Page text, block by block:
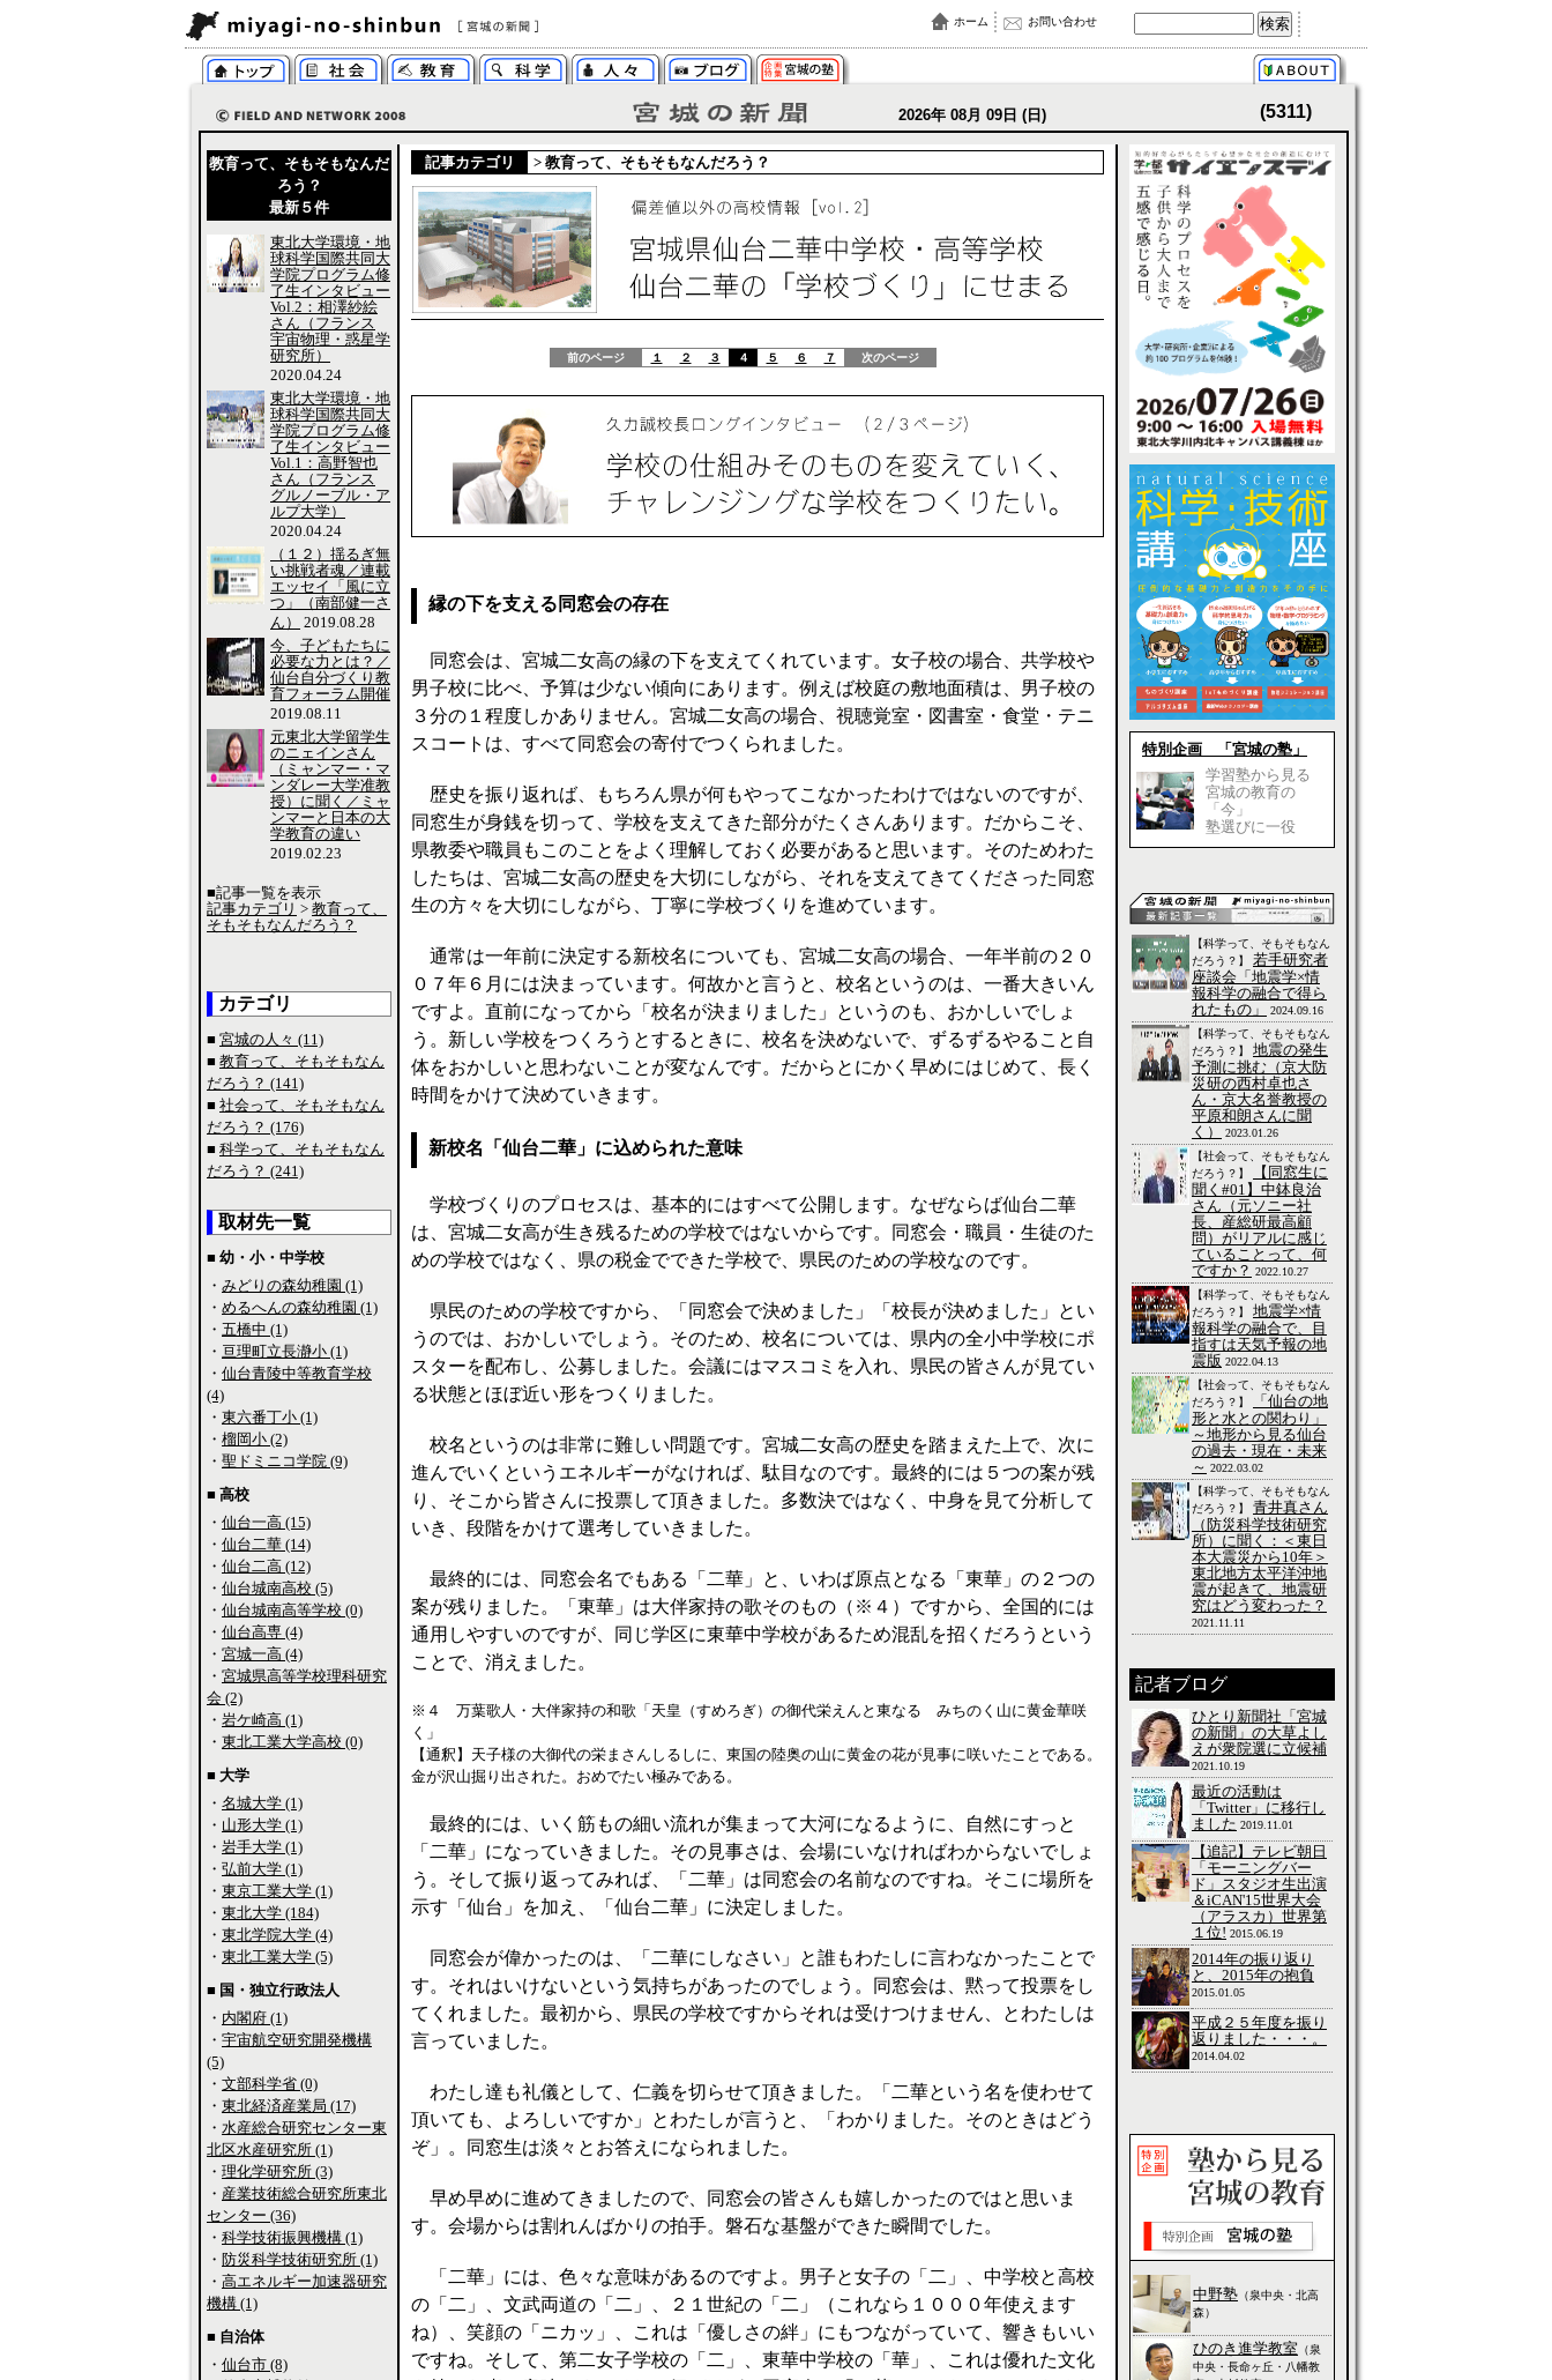
ホーム お問い合わせ
(5311)
2026年 08月 09日 (日)
記事カテゴリ > 教育って、そもそもなんだろう？
前のページ １ ２ ３ ４ ５ ６ ７ 次のページ
縁の下を支える同窓会の存在
同窓会は、宮城二女高の縁の下を支えてくれています。女子校の場合、共学校や
男子校に比べ、予算は少ない傾向にあります。例えば校庭の敷地面積は、男子校の
３分の１程度しかありません。宮城二女高の場合、視聴覚室・図書室・食堂・テニ
スコートは、すべて同窓会の寄付でつくられました。
歴史を振り返れば、もちろん県が何もやってこなかったわけではないのですが、
同窓生が身銭を切って、学校を支えてきた部分がたくさんあります。だからこそ、
県教委や職員もこのことをよく理解しておく必要があると思います。そのためわた
したちは、宮城二女高の歴史を大切にしながら、それを支えてきてくださった同窓
生の方々を大切にしながら、丁寧に学校づくりを進めています。
通常は一年前に決定する新校名についても、宮城二女高の場合、一年半前の２０
０７年６月には決まっています。何故かと言うと、校名というのは、一番大きいん
ですよ。直前になってから「校名が決まりました」というのも、おかしいでしょ
う。新しい学校をつくろうとするときに、校名を決めないで、ずるずるやること自
体をおかしいと思わないことが変なんです。だからとにかく早めにはじめて、長く
時間をかけて決めていきます。
新校名「仙台二華」に込められた意味
学校づくりのプロセスは、基本的にはすべて公開します。なぜならば仙台二華
は、宮城二女高が生き残るための学校ではないからです。同窓会・職員・生徒のた
めの学校ではなく、県の税金でできた学校で、県民のための学校なのです。
県民のための学校ですから、「同窓会で決めました」「校長が決めました」とい
うのでは、おかしいでしょう。そのため、校名については、県内の全小中学校にポ
スターを配布し、公募しました。会議にはマスコミを入れ、県民の皆さんが見てい
る状態とほぼ近い形をつくりました。
校名というのは非常に難しい問題です。宮城二女高の歴史を踏まえた上で、次に
進んでいくというエネルギーがなければ、駄目なのです。最終的には５つの案が残
り、そこから皆さんに投票して頂きました。多数決ではなく、中身を見て分析して
いき、段階をかけて選考していきました。
最終的には、同窓会名でもある「二華」と、いわば原点となる「東華」の２つの
案が残りました。「東華」は大伴家持の歌そのもの（※４）ですから、全国的には
通用しやすいのですが、同じ学区に東華中学校があるため混乱を招くだろうという
ことで、消えました。
※４ 万葉歌人・大伴家持の和歌「天皇（すめろぎ）の御代栄えんと東なる みちのく山に黄金華咲
く」
【通釈】天子様の大御代の栄まさんしるしに、東国の陸奥の山に黄金の花が見事に咲いたことである。
金が沢山掘り出された。おめでたい極みである。
最終的には、いく筋もの細い流れが集まって大河になるように、自然にすっと
「二華」になっていきました。その見事さは、会場にいなければわからないでしょ
う。そして振り返ってみれば、「二華」は同窓会の名前なのですね。そこに場所を
示す「仙台」を加え、「仙台二華」に決定しました。
同窓会が偉かったのは、「二華にしなさい」と誰もわたしに言わなかったことで
す。それはいけないという気持ちがあったのでしょう。同窓会は、黙って投票をし
てくれました。最初から、県民の学校ですからそれは受けつけません、とわたしは
言っていました。
わたし達も礼儀として、仁義を切らせて頂きました。「二華という名を使わせて
頂いても、よろしいですか」とわたしが言うと、「わかりました。そのときはどう
ぞ」。同窓生は淡々とお答えになられました。
早め早めに進めてきましたので、同窓会の皆さんも嬉しかったのではと思いま
す。会場からは割れんばかりの拍手。磐石な基盤ができた瞬間でした。
「二華」には、色々な意味があるのですよ。男子と女子の「二」、中学校と高校
の「二」、文武両道の「二」、２１世紀の「二」（これなら１０００年使えます
ね）、笑顔の「ニカッ」、これは「優しさの絆」にもつながっていて、響きもいい
ですね。そして、第二女子学校の「二」、東華中学校の「華」、これは優れた文化
教育って、そもそもなんだ
ろう？
最新５件
東北大学環境・地
球科学国際共同大
学院プログラム修
了生インタビュー
Vol.2：相澤紗絵
さん（フランス
宇宙物理・惑星学
研究所）
2020.04.24
東北大学環境・地
球科学国際共同大
学院プログラム修
了生インタビュー
Vol.1：高野智也
さん（フランス
グルノーブル・ア
ルプ大学）
2020.04.24
（１２）揺るぎ無
い挑戦者魂／連載
エッセイ「風に立
つ」（南部健一さ
ん）
2019.08.28
今、子どもたちに
必要な力とは？／
仙台自分づくり教
育フォーラム開催
2019.08.11
元東北大学留学生
のニェインさん
（ミャンマー・マ
ンダレー大学准教
授）に聞く／ミャ
ンマーと日本の大
学教育の違い
2019.02.23
■記事一覧を表示
記事カテゴリ > 教育って、
そもそもなんだろう？
カテゴリ
■ 宮城の人々 (11)
■ 教育って、そもそもなん
だろう？ (141)
■ 社会って、そもそもなん
だろう？ (176)
■ 科学って、そもそもなん
だろう？ (241)
取材先一覧
■ 幼・小・中学校
・ みどりの森幼稚園 (1)
・ めるへんの森幼稚園 (1)
・ 五橋中 (1)
・ 亘理町立長瀞小 (1)
・ 仙台青陵中等教育学校
(4)
・ 東六番丁小 (1)
・ 榴岡小 (2)
・ 聖ドミニコ学院 (9)
■ 高校
・ 仙台一高 (15)
・ 仙台二華 (14)
・ 仙台二高 (12)
・ 仙台城南高校 (5)
・ 仙台城南高等学校 (0)
・ 仙台高専 (4)
・ 宮城一高 (4)
・ 宮城県高等学校理科研究
会 (2)
・ 岩ケ崎高 (1)
・ 東北工業大学高校 (0)
■ 大学
・ 名城大学 (1)
・ 山形大学 (1)
・ 岩手大学 (1)
・ 弘前大学 (1)
・ 東京工業大学 (1)
・ 東北大学 (184)
・ 東北学院大学 (4)
・ 東北工業大学 (5)
■ 国・独立行政法人
・ 内閣府 (1)
・ 宇宙航空研究開発機構
(5)
・ 文部科学省 (0)
・ 東北経済産業局 (17)
・ 水産総合研究センター東
北区水産研究所 (1)
・ 理化学研究所 (3)
・ 産業技術総合研究所東北
センター (36)
・ 科学技術振興機構 (1)
・ 防災科学技術研究所 (1)
・ 高エネルギー加速器研究
機構 (1)
■ 自治体
・ 仙台市 (8)
特別企画 「宮城の塾」
学習塾から見る
宮城の教育の
「今」
塾選びに一役
【科学って、そもそもなん
だろう？】 若手研究者
座談会「地震学×情
報科学の融合で得ら
れたもの」
2024.09.16
【科学って、そもそもなん
だろう？】 地震の発生
予測に挑む（京大防
災研の西村卓也さ
ん・京大名誉教授の
平原和朗さんに聞
く）
2023.01.26
【社会って、そもそもなん
だろう？】
【同窓生に
聞く#01】中鉢良治
さん（元ソニー社
長、産総研最高顧
問）がリアルに感じ
ていることって、何
ですか？ 2022.10.27
【科学って、そもそもなん
だろう？】 地震学×情
報科学の融合で、目
指すは天気予報の地
震版 2022.04.13
【社会って、そもそもなん
だろう？】
「仙台の地
形と水との関わり」
～地形から見る仙台
の過去・現在・未来
～ 2022.03.02
【科学って、そもそもなん
だろう？】 青井真さん
（防災科学技術研究
所）に聞く：＜東日
本大震災から10年＞
東北地方太平洋沖地
震が起きて、地震研
究はどう変わった？
2021.11.11
記者ブログ
ひとり新聞社「宮城
の新聞」の大草よし
えが衆院選に立候補
2021.10.19
最近の活動は
「Twitter」に移行し
ました 2019.11.01
【追記】テレビ朝日
「モーニングバー
ド」スタジオ生出演
＆iCAN'15世界大会
（アラスカ）世界第
１位! 2015.06.19
2014年の振り返り
と、2015年の抱負
2015.01.05
平成２５年度を振り
返りました・・・。
2014.04.02
中野塾 （泉中央・北高
森）
ひのき進学教室 （泉
中央・長命ヶ丘・八幡教